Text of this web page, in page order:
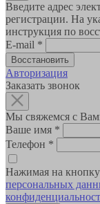
Введите адрес
регистрации. На
инструкция по
E-mail *
Авторизация
Заказать звонок
Мы свяжемся с
Ваше имя *
Телефон *
Нажимая на
персональных